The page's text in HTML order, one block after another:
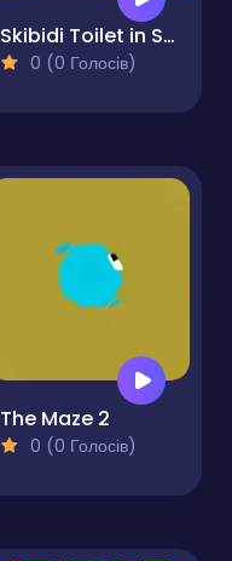
Skibidi Toilet in Squid Game Backrooms
0 (0 Голосів)
The Maze 2
0 (0 Голосів)